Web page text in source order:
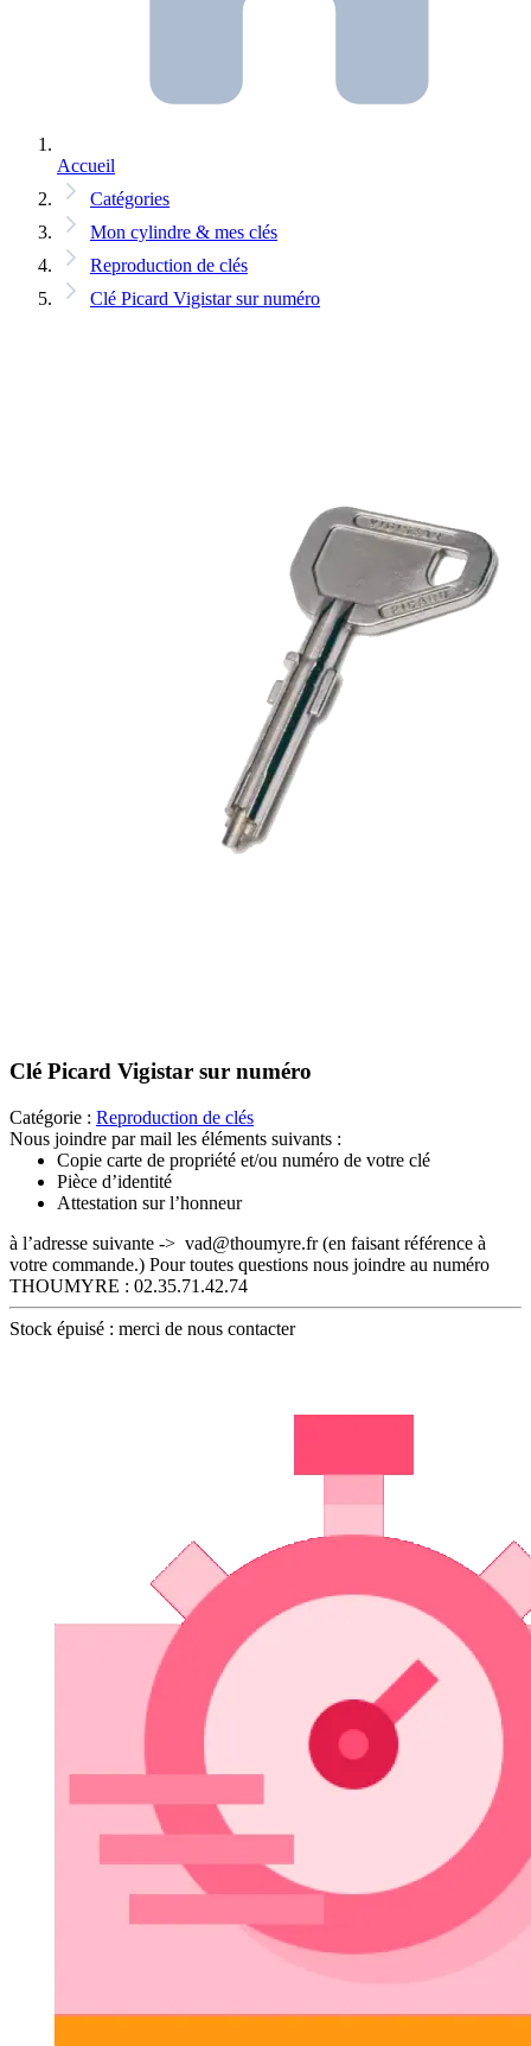
Accueil
Catégories
Mon cylindre & mes clés
Reproduction de clés
Clé Picard Vigistar sur numéro
Clé Picard Vigistar sur numéro
Catégorie : Reproduction de clés
Nous joindre par mail les éléments suivants :
Copie carte de propriété et/ou numéro de votre clé
Pièce d’identité
Attestation sur l’honneur
à l’adresse suivante -> vad@thoumyre.fr (en faisant référence à
votre commande.) Pour toutes questions nous joindre au numéro
THOUMYRE : 02.35.71.42.74
Stock épuisé : merci de nous contacter